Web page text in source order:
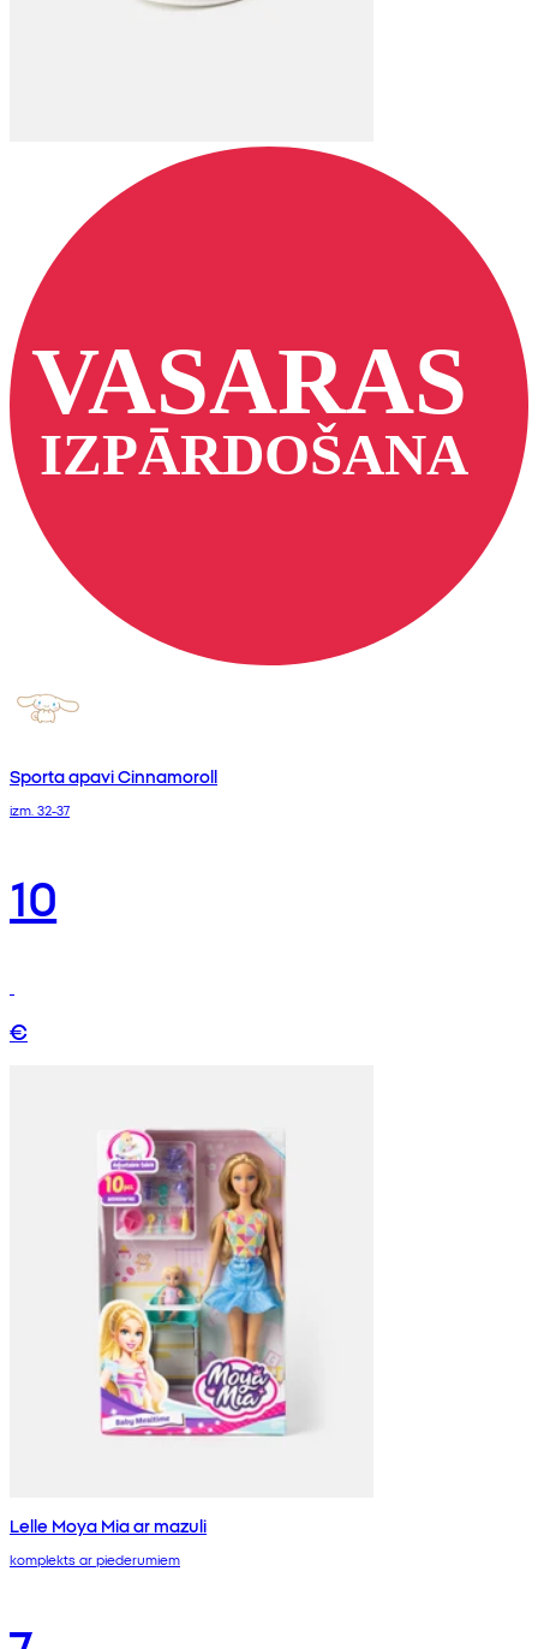
Sporta apavi Cinnamoroll
izm. 32-37
10
€
Lelle Moya Mia ar mazuli
komplekts ar piederumiem